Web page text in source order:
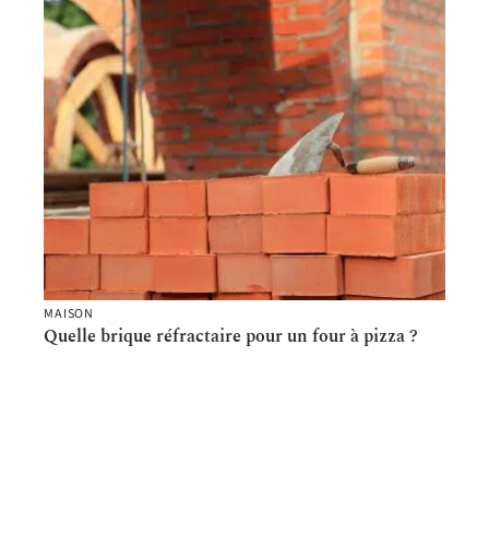
MAISON
Quelle brique réfractaire pour un four à pizza ?